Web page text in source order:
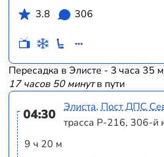
3.8
306
Пересадка в Элисте - 3 часа 35
17 часов 50 минутв пути
04:30
9 ч 20 м
Элиста, Пост ДПС
трасса Р-216, 306-й